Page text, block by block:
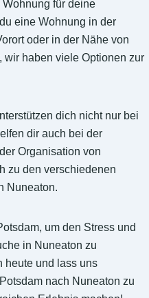
für deine
eine Wohnung in der
oder in der Nähe von
wir haben viele Optionen zur
dich nicht nur bei
dir auch bei der
Organisation von
zu den verschiedenen
Nuneaton.
um den Stress und
in Nuneaton zu
heute und lass uns
nach Nuneaton zu